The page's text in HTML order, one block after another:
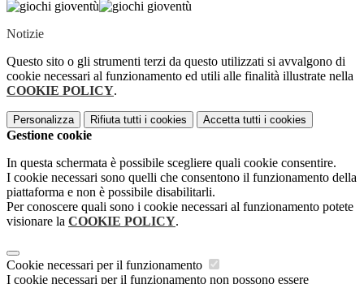
Notizie
Questo sito o gli strumenti terzi da questo utilizzati si avvalgono di
cookie necessari al funzionamento ed utili alle finalità illustrate nella
COOKIE POLICY.
Personalizza Rifiuta tutti i cookies Accetta tutti i cookies
Gestione cookie
In questa schermata è possibile scegliere quali cookie consentire.
I cookie necessari sono quelli che consentono il funzionamento della
piattaforma e non è possibile disabilitarli.
Per conoscere quali sono i cookie necessari al funzionamento potete
visionare la COOKIE POLICY.
Cookie necessari per il funzionamento
I cookie necessari per il funzionamento non possono essere